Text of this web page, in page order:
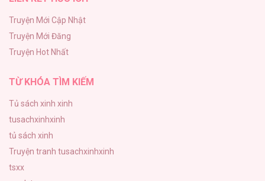
Tùy Tâm Tùy Ý
105
Truyện Mới Cập Nhật
Truyện Mới Đăng
Truyện Hot Nhất
TỪ KHÓA TÌM KIẾM
Tủ sách xinh xinh
tusachxinhxinh
tủ sách xinh
Truyện tranh tusachxinhxinh
tsxx